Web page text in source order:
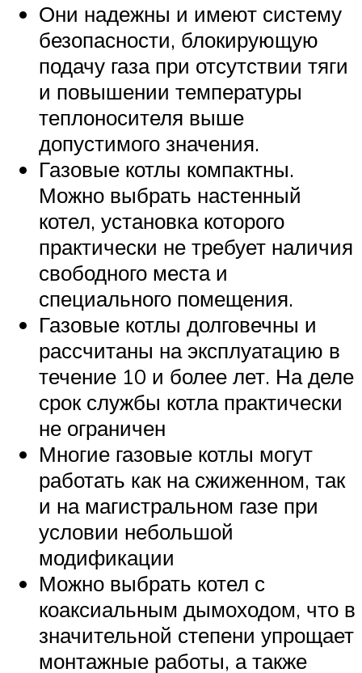
Они надежны и имеют систему
безопасности, блокирующую
подачу газа при отсутствии тяги
и повышении температуры
теплоносителя выше
допустимого значения.
Газовые котлы компактны.
Можно выбрать настенный
котел, установка которого
практически не требует наличия
свободного места и
специального помещения.
Газовые котлы долговечны и
рассчитаны на эксплуатацию в
течение 10 и более лет. На деле
срок службы котла практически
не ограничен
Многие газовые котлы могут
работать как на сжиженном, так
и на магистральном газе при
условии небольшой
модификации
Можно выбрать котел с
коаксиальным дымоходом, что в
значительной степени упрощает
монтажные работы, а также